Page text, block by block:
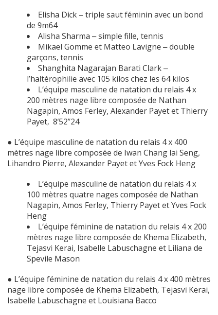
Elisha Dick ‒ triple saut féminin avec un bond
de 9m64
Alisha Sharma ‒ simple fille, tennis
Mikael Gomme et Matteo Lavigne ‒ double
garçons, tennis
Shanghita Nagarajan Barati Clark ‒
l’haltérophilie avec 105 kilos chez les 64 kilos
L’équipe masculine de natation du relais 4 x
200 mètres nage libre composée de Nathan
Nagapin, Amos Ferley, Alexander Payet et Thierry
Payet, 8’52’’24
● L’équipe masculine de natation du relais 4 x 400
mètres nage libre composée de Iwan Chang lai Seng,
Lihandro Pierre, Alexander Payet et Yves Fock Heng
L’équipe masculine de natation du relais 4 x
100 mètres quatre nages composée de Nathan
Nagapin, Amos Ferley, Thierry Payet et Yves Fock
Heng
L’équipe féminine de natation du relais 4 x 200
mètres nage libre composée de Khema Elizabeth,
Tejasvi Kerai, Isabelle Labuschagne et Liliana de
Spevile Mason
● L’équipe féminine de natation du relais 4 x 400 mètres
nage libre composée de Khema Elizabeth, Tejasvi Kerai,
Isabelle Labuschagne et Louisiana Bacco